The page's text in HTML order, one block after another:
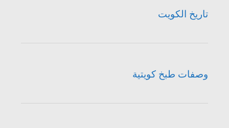
تاريخ الكويت
وصفات طبخ كويتية